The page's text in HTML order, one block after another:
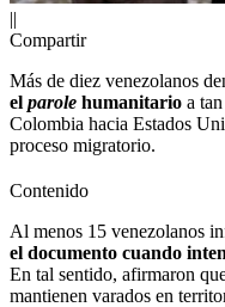
||
Compartir
Más de diez venezolanos
el parole humanitario a
Colombia hacia Estados
proceso migratorio.
Contenido
Al menos 15 venezolanos
el documento cuando
En tal sentido, afirmaron
mantienen varados en